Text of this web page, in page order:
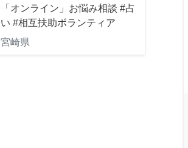
「オンライン」お悩み相談 #占
い #相互扶助ボランティア
宮崎県